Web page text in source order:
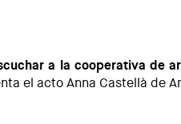
a la cooperativa de
el acto Anna Castellà de